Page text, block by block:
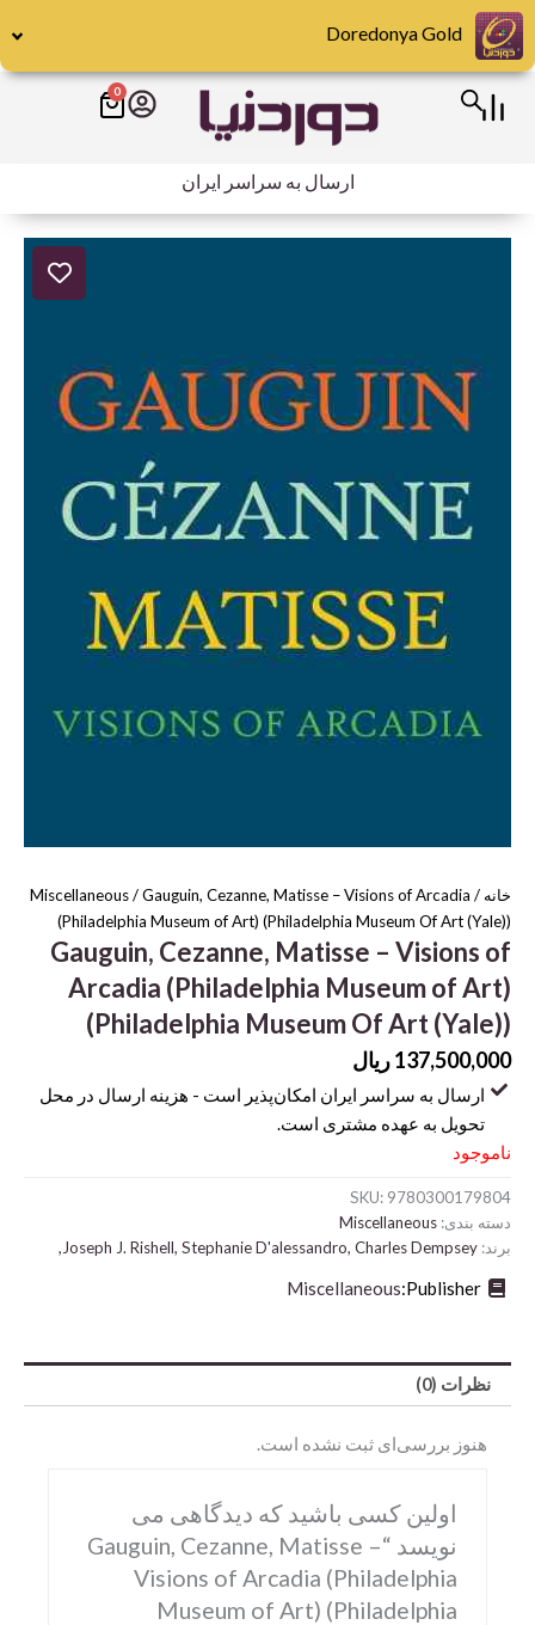
پرش
به
محتوا
Abrams
Miscellaneous
Motorbooks
Penguin
0
سبد
ارسال به سراسر ایران
خانه /
Miscellaneous/ Gauguin, Cezanne, Matisse – Visions of Arcadia
(Philadelphia Museum of Art) (Philadelphia Museum Of Art (Yale))
Gauguin, Cezanne, Matisse – Visions of
Arcadia (Philadelphia Museum of Art)
(Philadelphia Museum Of Art (Yale))
137,500,000ریال
ارسال به سراسر ایران امکان‌پذیر است - هزینه ارسال در محل
تحویل به عهده مشتری است.
ناموجود
SKU: 9780300179804
دسته بندی: Miscellaneous
برند: Joseph J. Rishell, Stephanie D'alessandro, Charles Dempsey,
Publisher:
Miscellaneous
نظرات (0)
هنوز بررسی‌ای ثبت نشده است.
اولین کسی باشید که دیدگاهی می
نویسد “Gauguin, Cezanne, Matisse –
Visions of Arcadia (Philadelphia
Museum of Art) (Philadelphia